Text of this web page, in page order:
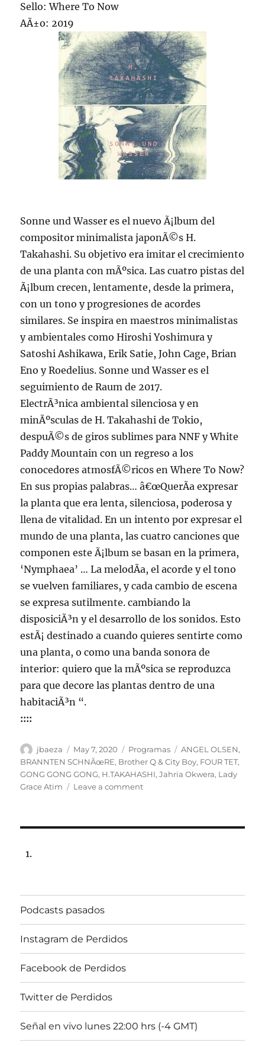
Sello: Where To Now
AÃ±o: 2019
Sonne und Wasser es el nuevo Ã¡lbum del
compositor minimalista japonÃ©s H.
Takahashi. Su objetivo era imitar el crecimiento
de una planta con mÃºsica. Las cuatro pistas del
Ã¡lbum crecen, lentamente, desde la primera,
con un tono y progresiones de acordes
similares. Se inspira en maestros minimalistas
y ambientales como Hiroshi Yoshimura y
Satoshi Ashikawa, Erik Satie, John Cage, Brian
Eno y Roedelius. Sonne und Wasser es el
seguimiento de Raum de 2017.
ElectrÃ³nica ambiental silenciosa y en
minÃºsculas de H. Takahashi de Tokio,
despuÃ©s de giros sublimes para NNF y White
Paddy Mountain con un regreso a los
conocedores atmosfÃ©ricos en Where To Now?
En sus propias palabras… â€œQuerÃ­a expresar
la planta que era lenta, silenciosa, poderosa y
llena de vitalidad. En un intento por expresar el
mundo de una planta, las cuatro canciones que
componen este Ã¡lbum se basan en la primera,
‘Nymphaea’ … La melodÃ­a, el acorde y el tono
se vuelven familiares, y cada cambio de escena
se expresa sutilmente. cambiando la
disposiciÃ³n y el desarrollo de los sonidos. Esto
estÃ¡ destinado a cuando quieres sentirte como
una planta, o como una banda sonora de
interior: quiero que la mÃºsica se reproduzca
para que decore las plantas dentro de una
habitaciÃ³n “.
::::
Author
jbaeza
Posted
on
May 7, 2020 Categories
Programas Tags
ANGEL OLSEN,
BRANNTEN SCHNÃœRE, Brother Q & City Boy, FOUR TET,
GONG GONG GONG, H.TAKAHASHI,Jahria Okwera, Lady
Grace Atim
Leave a commenton
hrs
Radio
Podcasts pasados
Instagram de Perdidos
Facebook de Perdidos
Twitter de Perdidos
Señal en vivo lunes 22:00 hrs (-4 GMT)